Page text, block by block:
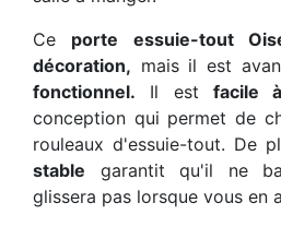
Ce porte essuie-tout
décoration, mais il est
fonctionnel. Il est facile
conception qui permet de
rouleaux d'essuie-tout. De
stable garantit qu'il ne
glissera pas lorsque vous en